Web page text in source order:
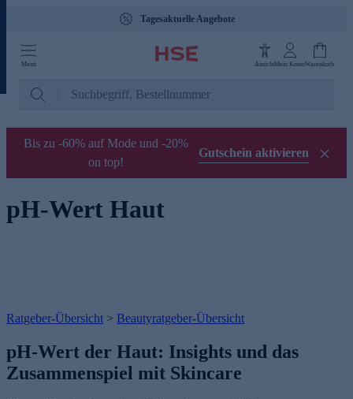
Tagesaktuelle Angebote
Menü AnsichtMein KontoWarenkorb
Bis zu -60% auf Mode und -20%
on top!
Gutschein aktivieren
pH-Wert Haut
Ratgeber-Übersicht > Beautyratgeber-Übersicht
pH-Wert der Haut: Insights und das
Zusammenspiel mit Skincare